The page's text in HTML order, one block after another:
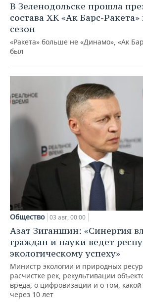
В Зеленодольске прошла
состава ХК «Ак Барс-
сезон
«Ракета» больше не «Динамо», «Ак
был
Общество 03 авг, 00:00
Азат Зиганшин: «Синергия
граждан и науки ведет
экологическому успеху»
Министр экологии и природных
расчистке рек, рекультивации
вреда, о цифровизации и о том, какой
через 10 лет